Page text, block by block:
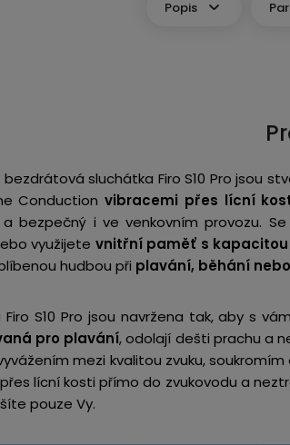
Popis
sluchátka Firo S10 Pro jsou
Conductionvibracemi přes lícní
a bezpečný i ve venkovním provozu.
využijete vnitřní paměť s kapacitou
hudbou při plavání, běhání
Firo S10 Pro jsou navržena tak, aby s
pro plavání, odolají dešti prachu a
mezi kvalitou zvuku,
lícní kosti přímo do zvukovodu a
pouze Vy.